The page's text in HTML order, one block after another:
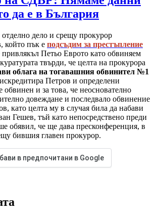
да е в България
дело и срещу прокурор
, който пък е подсъдим за престъпление
привлякъл Петьо Еврото като обвиняем
твърди, че целта на прокурора
облага на тогавашния обвинител №1
Петров и определени
обвинен и за това, че неоснователно
довеждане и последвало обвинение
като целта му в случая била да набави
Гешев, тъй като непосредствено преди
обявил, че ще дава пресконференция, в
бившия главен прокурор.
в предпочитани в Google